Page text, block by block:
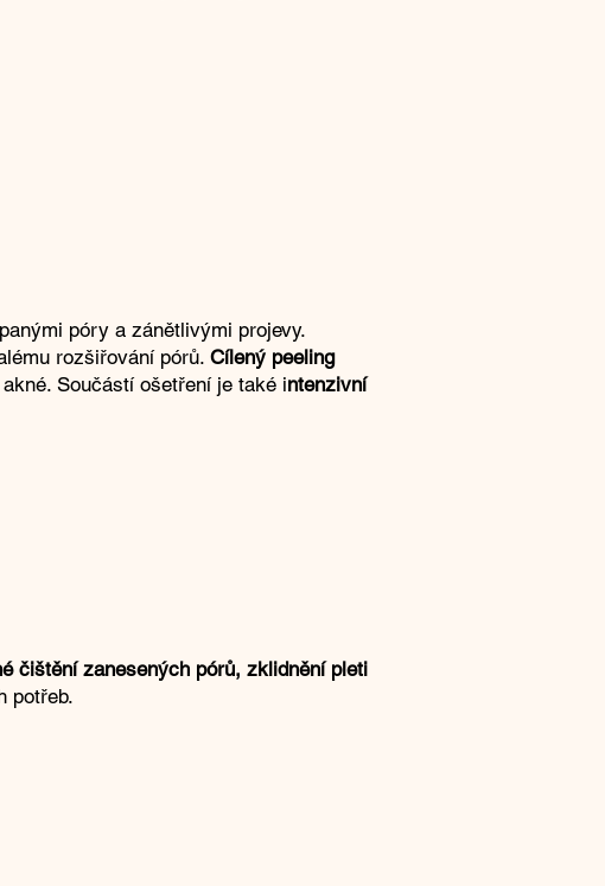
póry a zánětlivými projevy.
rozšiřování pórů. Cílený peeling
Součástí ošetření je také intenzivní
čištění zanesených pórů, zklidnění pleti
potřeb.